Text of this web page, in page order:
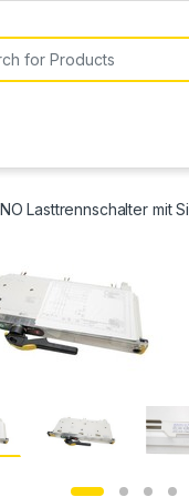
Lasttrennschalter mit